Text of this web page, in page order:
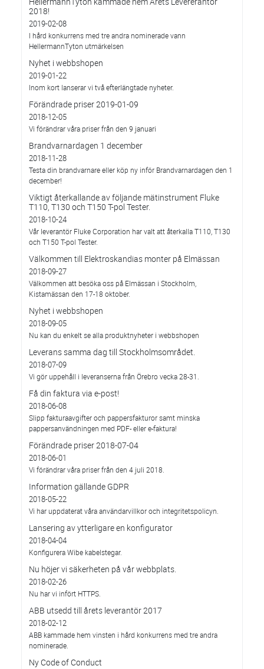
2018!
2019-02-08
I hård konkurrens med tre andra nominerade vann
HellermannTyton utmärkelsen
Nyhet i webbshopen
2019-01-22
Inom kort lanserar vi två efterlängtade nyheter.
Förändrade priser 2019-01-09
2018-12-05
Vi förändrar våra priser från den 9 januari
Brandvarnardagen 1 december
2018-11-28
Testa din brandvarnare eller köp ny inför Brandvarnardagen den 1
december!
Viktigt återkallande av följande mätinstrument Fluke
T110, T130 och T150 T-pol Tester.
2018-10-24
Vår leverantör Fluke Corporation har valt att återkalla T110, T130
och T150 T-pol Tester.
Välkommen till Elektroskandias monter på Elmässan
2018-09-27
Välkommen att besöka oss på Elmässan i Stockholm,
Kistamässan den 17-18 oktober.
Nyhet i webbshopen
2018-09-05
Nu kan du enkelt se alla produktnyheter i webbshopen
Leverans samma dag till Stockholmsområdet.
2018-07-09
Vi gör uppehåll i leveranserna från Örebro vecka 28-31.
Få din faktura via e-post!
2018-06-08
Slipp fakturaavgifter och pappersfakturor samt minska
pappersanvändningen med PDF- eller e-faktura!
Förändrade priser 2018-07-04
2018-06-01
Vi förändrar våra priser från den 4 juli 2018.
Information gällande GDPR
2018-05-22
Vi har uppdaterat våra användarvillkor och integritetspolicyn.
Lansering av ytterligare en konfigurator
2018-04-04
Konfigurera Wibe kabelstegar.
Nu höjer vi säkerheten på vår webbplats.
2018-02-26
Nu har vi infört HTTPS.
ABB utsedd till årets leverantör 2017
2018-02-12
ABB kammade hem vinsten i hård konkurrens med tre andra
nominerade.
Ny Code of Conduct